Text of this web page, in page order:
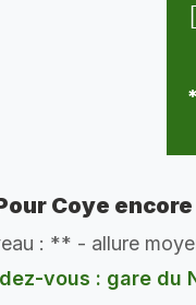
Coye
: ** - allure
vous : gare du